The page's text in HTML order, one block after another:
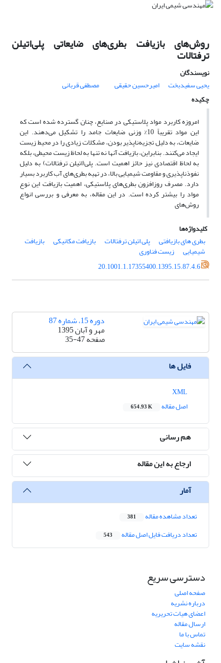
روش‌های بازیافت بطری‌های ضایعاتی پلی‌اتیلن
ترفتالات
نویسندگان
یحیی سفیدبخت
امیرحسین حقیقی
مصطفی قربانی
چکیده
امروزه کاربرد مواد پلاستیکی در صنایع، چنان گسترده شده است که
این مواد تقریباً 10% وزنی ضایعات جامد را تشکیل می‌دهند. این
ضایعات، به دلیل تجزیه‌ناپذیر بودن، مشکلات زیادی را در محیط زیست
ایجاد می‌کنند. بنابراین، بازیافت آنها نه تنها به لحاظ زیست محیطی، بلکه
به لحاظ اقتصادی نیز حائز اهمیت است. پلی(اتیلن ترفتالات) به دلیل
نفوذناپذیری و مقاومت شیمیایی بالا، در تهیه بطری‌های آب کاربرد بسیار
دارد. مصرف روزافزون بطری‌های پلاستیکی، اهمیت بازیافت این نوع
مواد را بیشتر کرده است. در این مقاله، به معرفی و بررسی انواع
روش‌های
کلیدواژه‌ها
بطری های بازیافتی
پلی اتیلن ترفتالات بازیافت مکانیکی بازیافت
شیمیایی
زیست فناوری
20.1001.1.17355400.1395.15.87.4.6
دوره 15، شماره 87
مهر و آبان 1395
صفحه35-47
فایل ها
اصل مقاله
654.93 K
هم رسانی
ارجاع به این مقاله
آمار
تعداد مشاهده مقاله 381
تعداد دریافت فایل اصل مقاله 543
دسترسی سریع
صفحه اصلی
درباره نشریه
اعضای هیات تحریریه
ارسال مقاله
تماس با ما
نقشه سایت